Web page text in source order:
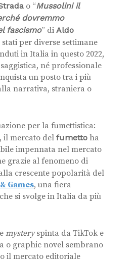
o “Mussolini il
dovremmo
fascismo” di Aldo
stati per diverse settimane
in Italia in questo 2022,
né professionale
un posto tra i più
narrativa, straniera o
per la fumettistica:
il mercato del fumetto ha
impennata nel mercato
grazie al fenomeno di
crescente popolarità del
Games, una fiera
si svolge in Italia da più
mysteryspinta da TikTok e
o graphic novel sembrano
il mercato editoriale